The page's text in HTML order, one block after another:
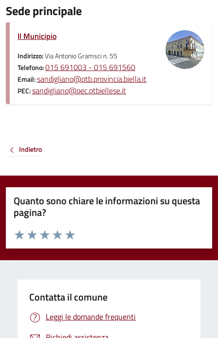
Sede principale
Il Municipio
Indirizzo:Via Antonio Gramsci n. 55
Telefono:015 691003 - 015 691560
Email:sandigliano@ptb.provincia.biella.it
PEC:sandigliano@pec.ptbiellese.it
Indietro
Quanto sono chiare le informazioni su questa
pagina?
Valuta da 1 a 5 stelle la pagina
Valuta 5 stelle su 5
Valuta 4 stelle su 5
Valuta 3 stelle su 5
Valuta 2 stelle su 5
Valuta 1 stelle su 5
Contatta il comune
Leggi le domande frequenti